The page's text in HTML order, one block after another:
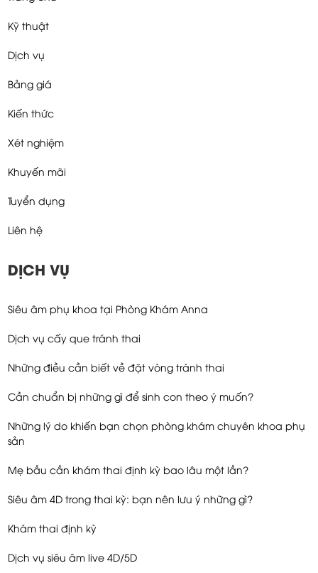
Kỹ thuật
Dịch vụ
Bảng giá
Kiến thức
Xét nghiệm
Khuyến mãi
Tuyển dụng
Liên hệ
DỊCH VỤ
Siêu âm phụ khoa tại Phòng Khám Anna
Dịch vụ cấy que tránh thai
Những điều cần biết về đặt vòng tránh thai
Cần chuẩn bị những gì để sinh con theo ý muốn?
Những lý do khiến bạn chọn phòng khám chuyên khoa phụ
sản
Mẹ bầu cần khám thai định kỳ bao lâu một lần?
Siêu âm 4D trong thai kỳ: bạn nên lưu ý những gì?
Khám thai định kỳ
Dịch vụ siêu âm live 4D/5D